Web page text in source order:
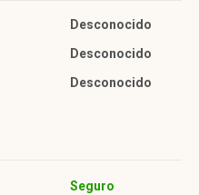
Desconocido
Desconocido
Desconocido
Seguro